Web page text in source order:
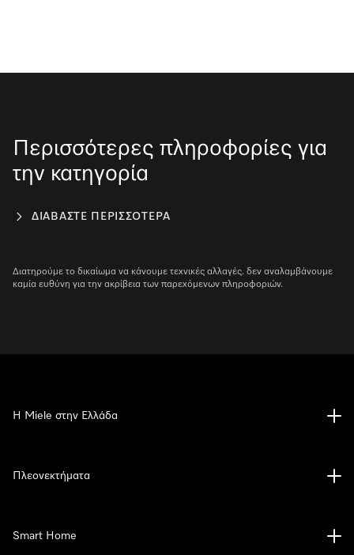
Περισσότερες πληροφορίες για
την κατηγορία
ΔΙΑΒΆΣΤΕ ΠΕΡΙΣΣΌΤΕΡΑ
Διατηρούμε το δικαίωμα να κάνουμε τεχνικές αλλαγές. δεν αναλαμβάνουμε
καμία ευθύνη για την ακρίβεια των παρεχόμενων πληροφοριών.
Η Miele στην Ελλάδα
Πλεονεκτήματα
Smart Home